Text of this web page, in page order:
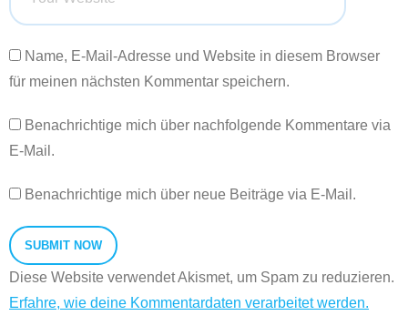
Name, E-Mail-Adresse und Website in diesem Browser
für meinen nächsten Kommentar speichern.
Benachrichtige mich über nachfolgende Kommentare via
E-Mail.
Benachrichtige mich über neue Beiträge via E-Mail.
Diese Website verwendet Akismet, um Spam zu reduzieren.
Erfahre, wie deine Kommentardaten verarbeitet werden.